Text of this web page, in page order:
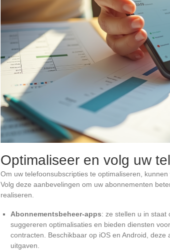
Optimaliseer en volg uw
Om uw telefoonsubscripties te optimaliseren,
Volg deze aanbevelingen om uw abonnementen
realiseren.
Abonnementsbeheer-apps: ze stellen u in staat
suggereren optimalisaties en bieden diensten
contracten. Beschikbaar op iOS en Android,
uitgaven.